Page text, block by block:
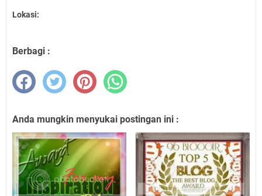
Lokasi:
Berbagi :
Anda mungkin menyukai postingan ini :